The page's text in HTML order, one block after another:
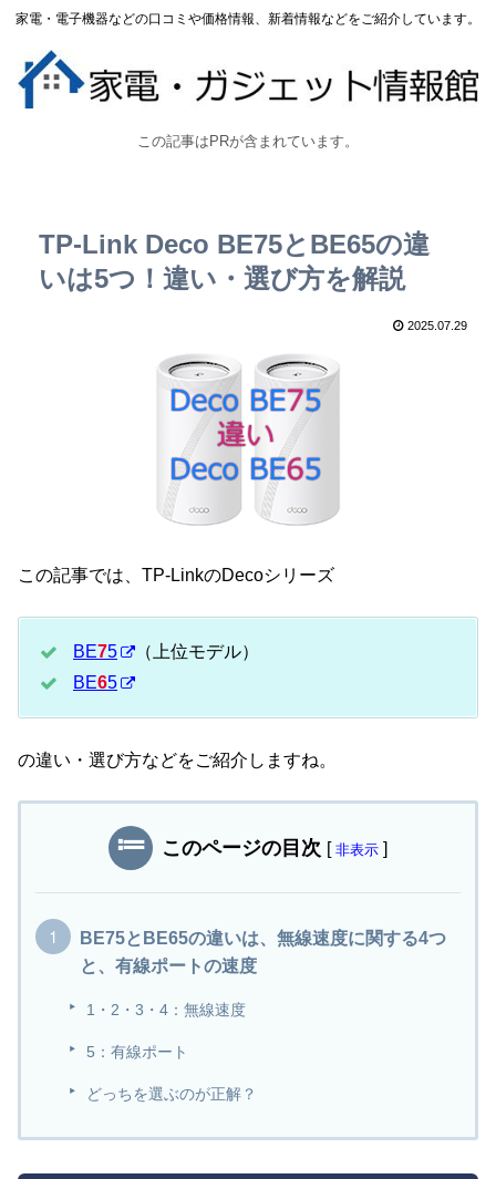
家電・電子機器などの口コミや価格情報、新着情報などをご紹介しています。
この記事はPRが含まれています。
TP-Link Deco BE75とBE65の違
いは5つ！違い・選び方を解説
2025.07.29
この記事では、TP-LinkのDecoシリーズ
BE75
（上位モデル）
BE65
の違い・選び方などをご紹介しますね。
このページの目次 [ 非表示 ]
BE75とBE65の違いは、無線速度に関する4つ
と、有線ポートの速度
1・2・3・4：無線速度
5：有線ポート
どっちを選ぶのが正解？